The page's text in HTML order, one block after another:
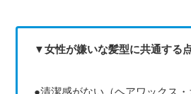
▼女性が嫌いな髪型に共通する
●清潔感がない（ヘアワックス